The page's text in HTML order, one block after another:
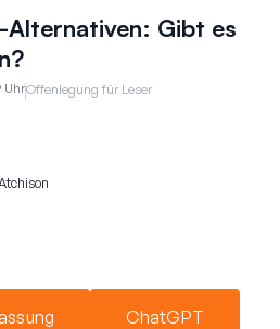
Alternativen: Gibt es
UhrOffenlegung für Leser
ChatGPT